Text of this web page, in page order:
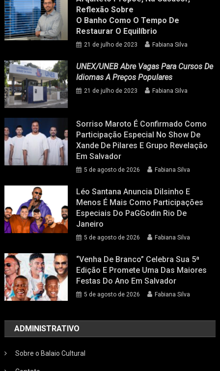
Reflexão Sobre
O Banho Como O Tempo De
Restaurar O Equilíbrio
21 de julho de 2023 Fabiana Silva
UNEX/UNEB Abre Vagas Para Cursos De
Idiomas A Preços Populares
21 de julho de 2023 Fabiana Silva
Sorriso Maroto É Confirmado Como
Participação Especial No Show De
Xande De Pilares E Grupo Revelação
Em Salvador
5 de agosto de 2026 Fabiana Silva
Léo Santana Anuncia Dilsinho E
Menos É Mais Como Participações
Especiais Do PaGGodin Rio De
Janeiro
5 de agosto de 2026 Fabiana Silva
“Venha De Branco” Celebra Sua 5ª
Edição E Promete Uma Das Maiores
Festas Do Ano Em Salvador
5 de agosto de 2026 Fabiana Silva
ADMINISTRATIVO
Sobre o Balaio Cultural